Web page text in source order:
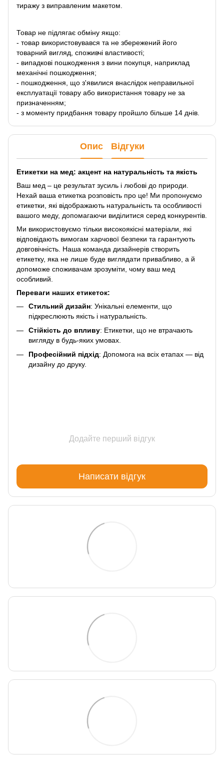
тиражу з виправленим макетом.
Товар не підлягає обміну якщо:
- товар використовувався та не збережений його
товарний вигляд, споживчі властивості;
- випадкові пошкодження з вини покупця, наприклад
механічні пошкодження;
- пошкодження, що з'явилися внаслідок неправильної
експлуатації товару або використання товару не за
призначенням;
- з моменту придбання товару пройшло більше 14 днів.
Опис Відгуки
Етикетки на мед: акцент на натуральність та якість
Ваш мед – це результат зусиль і любові до природи.
Нехай ваша етикетка розповість про це! Ми пропонуємо
етикетки, які відображають натуральність та особливості
вашого меду, допомагаючи виділитися серед конкурентів.
Ми використовуємо тільки високоякісні матеріали, які
відповідають вимогам харчової безпеки та гарантують
довговічність. Наша команда дизайнерів створить
етикетку, яка не лише буде виглядати привабливо, а й
допоможе споживачам зрозуміти, чому ваш мед
особливий.
Переваги наших етикеток:
Стильний дизайн: Унікальні елементи, що
підкреслюють якість і натуральність.
Стійкість до впливу: Етикетки, що не втрачають
вигляду в будь-яких умовах.
Професійний підхід: Допомога на всіх етапах — від
дизайну до друку.
Додайте перший відгук
Написати відгук